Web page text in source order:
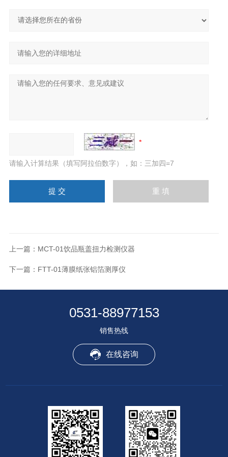
请输入计算结果（填写阿拉伯数字），如：三加四=7
上一篇： MCT-01饮品瓶盖扭力检测仪器
下一篇： FTT-01薄膜纸张铝箔测厚仪
0531-88977153
销售热线
在线咨询